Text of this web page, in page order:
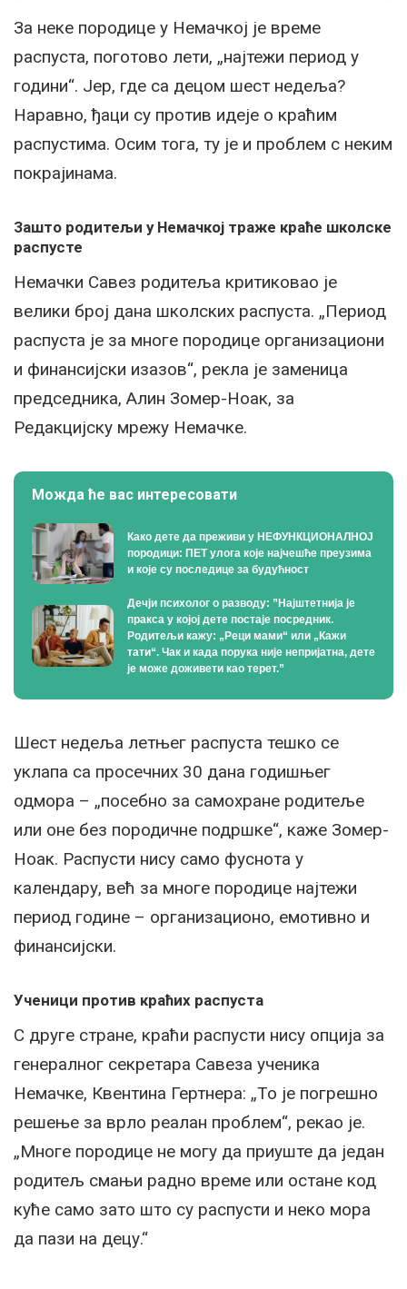
За неке породице у Немачкој је време
распуста, поготово лети, „најтежи период у
години“. Јер, где са децом шест недеља?
Наравно, ђаци су против идеје о краћим
распустима. Осим тога, ту је и проблем с неким
покрајинама.
Зашто родитељи у Немачкој траже краће школске
распусте
Немачки Савез родитеља критиковао је
велики број дана школских распуста. „Период
распуста је за многе породице организациони
и финансијски изазов“, рекла је заменица
председника, Алин Зомер-Ноак, за
Редакцијску мрежу Немачке.
Можда ће вас интересовати
Како дете да преживи у НЕФУНКЦИОНАЛНОЈ
породици: ПЕТ улога које најчешће преузима
и које су последице за будућност
Дечји психолог о разводу: ”Најштетнија је
пракса у којој дете постаје посредник.
Родитељи кажу: „Реци мами“ или „Кажи
тати“. Чак и када порука није непријатна, дете
је може доживети као терет.”
Шест недеља летњег распуста тешко се
уклапа са просечних 30 дана годишњег
одмора – „посебно за самохране родитеље
или оне без породичне подршке“, каже Зомер-
Ноак. Распусти нису само фуснота у
календару, већ за многе породице најтежи
период године – организационо, емотивно и
финансијски.
Ученици против краћих распуста
С друге стране, краћи распусти нису опција за
генералног секретара Савеза ученика
Немачке, Квентина Гертнера: „То је погрешно
решење за врло реалан проблем“, рекао је.
„Многе породице не могу да приуште да један
родитељ смањи радно време или остане код
куће само зато што су распусти и неко мора
да пази на децу.“